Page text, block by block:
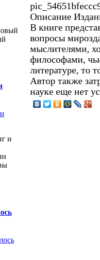
и
Описание
В книге
вопросы
мыслителями,
философами,
литературе, то
Автор также
науке еще нет